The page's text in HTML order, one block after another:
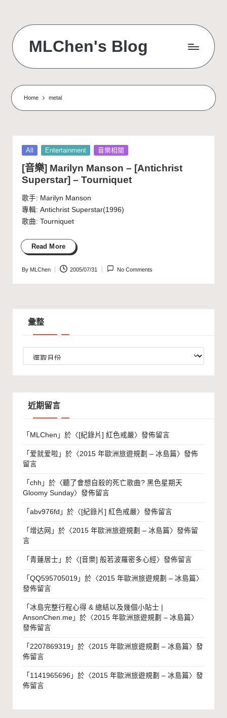
content
MLChen's Blog
Home metal
Posted
All Entertainment 音樂相關
[音樂] Marilyn Manson – [Antichrist
Superstar] – Tourniquet
歌手: Marilyn Manson
專輯: Antichrist Superstar(1996)
歌曲: Tourniquet
Read More
Posted
by
By MLChen 2005/07/31 No Comments
彙整
近期留言
「 MLChen 」於〈 [紀錄片] 紅色戒嚴〉發佈留言
「 爱就爱啦 」於〈2015 年歐洲旅遊規劃 – 冰島篇〉發佈
留言
「 chh 」於〈聽了會想自殺的死亡歌曲? 黑色星期天
Gloomy Sunday〉發佈留言
「 abv976fd 」於〈 [紀錄片] 紅色戒嚴〉發佈留言
「 增达网 」於〈2015 年歐洲旅遊規劃 – 冰島篇〉發佈留
言
「 青蓮居士 」於〈 [音樂] 般若波羅密多心經〉發佈留言
「 QQ595705019 」於〈2015 年歐洲旅遊規劃 – 冰島篇〉
發佈留言
「 冰島完整行程心得 & 總結以及幾個小貼士 |
AnsonChen.me 」於〈2015 年歐洲旅遊規劃 – 冰島篇〉
發佈留言
「 2207869319 」於〈2015 年歐洲旅遊規劃 – 冰島篇〉發
佈留言
「 1141965696 」於〈2015 年歐洲旅遊規劃 – 冰島篇〉發
佈留言